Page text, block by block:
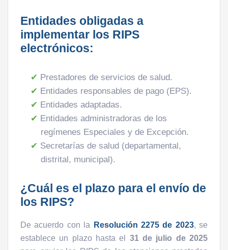
Entidades obligadas a
implementar los RIPS
electrónicos:
Prestadores de servicios de salud.
Entidades responsables de pago (EPS).
Entidades adaptadas.
Entidades administradoras de los
regímenes Especiales y de Excepción.
Secretarías de salud (departamental,
distrital, municipal).
¿Cuál es el plazo para el envío de
los RIPS?
De acuerdo con la Resolución 2275 de 2023, se
establece un plazo hasta el 31 de julio de 2025